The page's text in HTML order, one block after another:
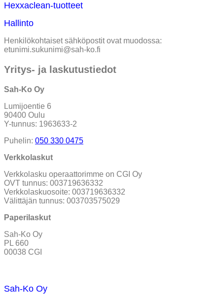
Hexxaclean-tuotteet
Hallinto
Henkilökohtaiset sähköpostit ovat muodossa:
etunimi.sukunimi@sah-ko.fi
Yritys- ja laskutustiedot
Sah-Ko Oy
Lumijoentie 6
90400 Oulu
Y-tunnus: 1963633-2
Puhelin: 050 330 0475
Verkkolaskut
Verkkolasku operaattorimme on CGI Oy
OVT tunnus: 003719636332
Verkkolaskuosoite: 003719636332
Välittäjän tunnus: 003703575029
Paperilaskut
Sah-Ko Oy
PL 660
00038 CGI
Sah-Ko Oy